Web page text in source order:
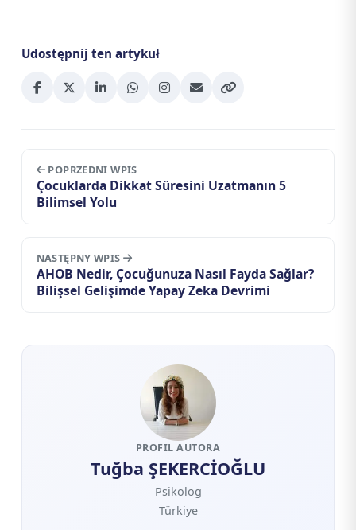
Udostępnij ten artykuł
POPRZEDNI WPIS
Çocuklarda Dikkat Süresini Uzatmanın 5
Bilimsel Yolu
NASTĘPNY WPIS
AHOB Nedir, Çocuğunuza Nasıl Fayda Sağlar?
Bilişsel Gelişimde Yapay Zeka Devrimi
PROFIL AUTORA
Tuğba ŞEKERCİOĞLU
Psikolog
Türkiye